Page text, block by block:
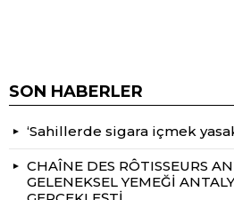
SON HABERLER
‘Sahillerde sigara içmek
CHAÎNE DES RÔTISSEURS
GELENEKSEL YEMEĞİ